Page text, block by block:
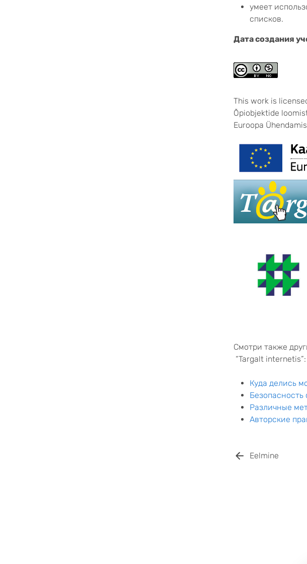
умеет
списков.
Дата создания
This work is
Õpiobjektide
Euroopa
Смотри также
“Targalt internetis”:
Куда делись
Безопасность
Различные
Авторские
Eelmine